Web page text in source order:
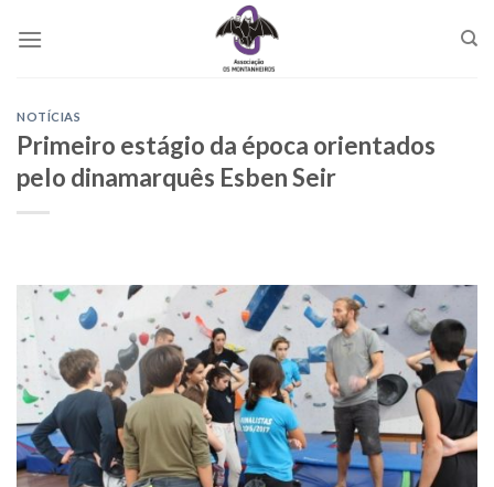
NOTÍCIAS
Primeiro estágio da época orientados
pelo dinamarquês Esben Seir